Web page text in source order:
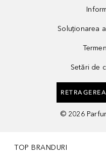
Soluționarea
Setări de
© 2026
TOP BRANDURI